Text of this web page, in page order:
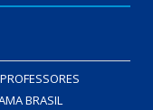
BRASIL